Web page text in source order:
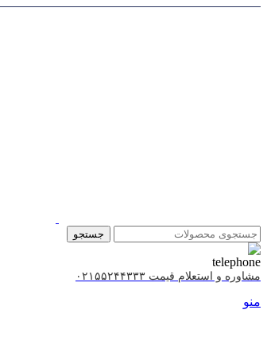
جستجو
مشاوره و استعلام قیمت ۰۲۱۵۵۲۴۴۳۳۳
منو